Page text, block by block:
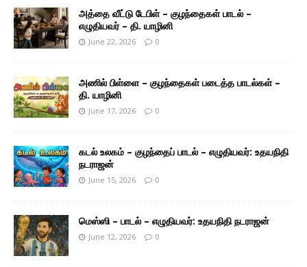
அத்தை வீட்டு டேபிள் – குழந்தைகள் பாடல் –
எழுதியவர் – தி. யாழினி
June 22, 2026 0
அணில் பிள்ளை – குழந்தைகள் படைத்த பாடல்கள் –
தி. யாழினி
June 17, 2026 0
கடல் உலகம் – குழந்தைப் பாடல் – எழுதியவர்: உதயநிதி
நடராஜன்
June 15, 2026 0
மெஸ்ஸி – பாடல் – எழுதியவர்: உதயநிதி நடராஜன்
June 12, 2026 0